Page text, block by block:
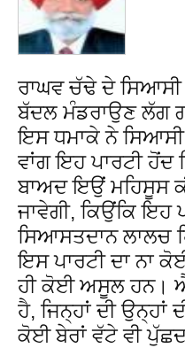
ਰਾਘਵ ਚੱਢੇ ਦੇ
ਬੱਦਲ ਮੰਡਰਾਉਣ ਲੱਗ
ਇਸ ਧਮਾਕੇ ਨੇ ਸਿਆਸੀ
ਵਾਂਗ ਇਹ ਪਾਰਟੀ
ਬਾਅਦ ਇਉਂ ਮਹਿਸੂਸ
ਜਾਵੇਗੀ, ਕਿਉਂਕਿ ਇਹ
ਸਿਆਸਤਦਾਨ ਲਾਲਚ
ਇਸ ਪਾਰਟੀ ਦਾ ਨਾ
ਹੀ ਕੋਈ ਅਸੂਲ ਹਨ।
ਹੈ, ਜਿਨ੍ਹਾਂ ਦੀ ਉਨ੍ਹਾਂ
ਕੋਈ ਬੇਰਾਂ ਵੱਟੇ ਵੀ